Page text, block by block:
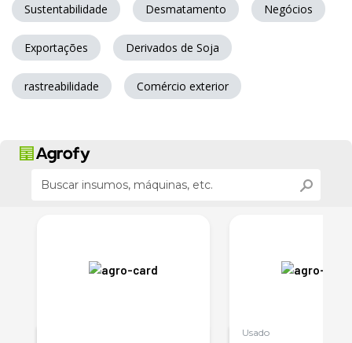
Sustentabilidade Desmatamento Negócios
Exportações Derivados de Soja
rastreabilidade Comércio exterior
Usado